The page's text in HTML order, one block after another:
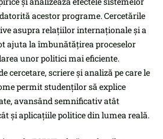
acestor programe. Cercetările
asupra relațiilor internaționale și a
ajuta la îmbunătățirea proceselor
unor politici mai eficiente.
cercetare, scriere și analiză pe care le
permit studenților să explice
avansând semnificativ atât
și aplicațiile politice din lumea reală.